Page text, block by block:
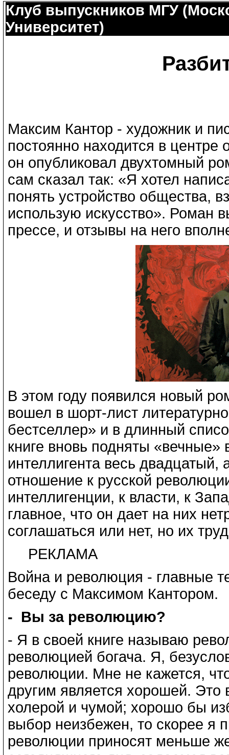
Клуб выпускников МГУ
Университет)
Максим Кантор - художник и
постоянно находится в центре
он опубликовал двухтомный
сам сказал так: «Я хотел
понять устройство общества,
использую искусство». Роман
прессе, и отзывы на него
В этом году появился новый
вошел в шорт-лист
бестселлер» и в длинный
книге вновь подняты
интеллигента весь
отношение к русской
интеллигенции, к власти, к
главное, что он дает на них
соглашаться или нет, но их
РЕКЛАМА
Война и революция - главные
беседу с Максимом Кантором.
- Вы за революцию?
- Я в своей книге называю
революцией богача. Я,
революции. Мне не кажется,
другим является хорошей. Это
холерой и чумой; хорошо бы
выбор неизбежен, то скорее я
революции приносят меньше